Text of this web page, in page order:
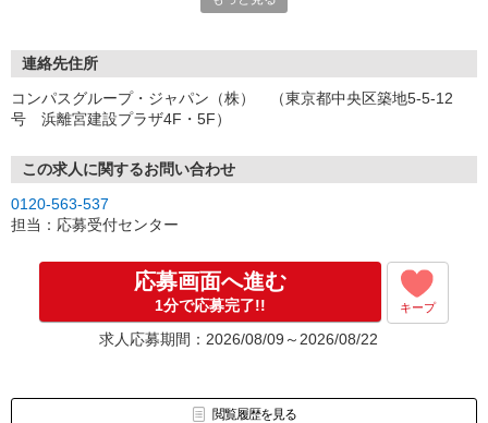
［2］携帯のショートメッセージ（SMS）に質問フォームをお送り
メッセージに従ってご質問にご回答頂き、ご都合の良い面接日
程をご選択ください♪
連絡させて頂きます。
↓
［3］面接実施。履歴書（写真貼付）をお持ちください。
面接では仕事内容や職場についてなど、気になることやご希望は
［4］ 採用決定のご連絡。勤務開始日もお気軽にご相談ください。
【電話受付】
連絡先住所
コンパスグループ・ジャパン（株） （東京都中央区築地5-5-12
号 浜離宮建設プラザ4F・5F）
この求人に関するお問い合わせ
0120-563-537
担当：応募受付センター
応募画面へ進む
1分で応募完了!! キープ
求人応募期間：2026/08/09～2026/08/22
閲覧履歴を見る